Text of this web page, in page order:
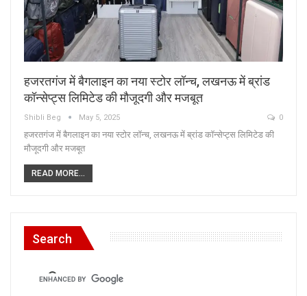
हजरतगंज में बैगलाइन का नया स्टोर लॉन्च, लखनऊ में ब्रांड
कॉन्सेप्ट्स लिमिटेड की मौजूदगी और मजबूत
Shibli Beg May 5, 2025 0
हजरतगंज में बैगलाइन का नया स्टोर लॉन्च, लखनऊ में ब्रांड कॉन्सेप्ट्स लिमिटेड की
मौजूदगी और मजबूत
READ MORE...
Search